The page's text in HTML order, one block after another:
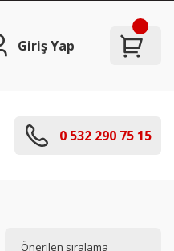
Giriş Yap
0 532 290 75 15